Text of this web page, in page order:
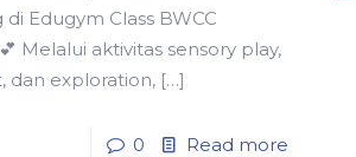
Edugym Class BWCC
Melalui aktivitas sensory play,
dan exploration,[…]
0 Read more